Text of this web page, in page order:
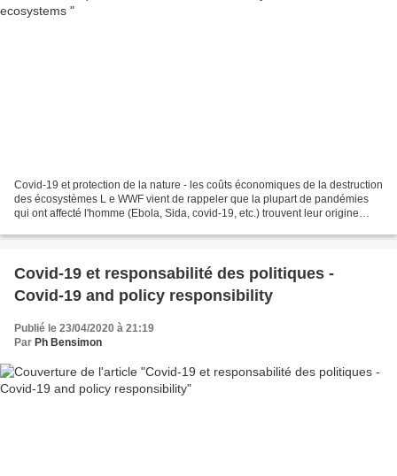
Covid-19 et protection de la nature - les coûts économiques de la destruction
des écosystèmes L e WWF vient de rappeler que la plupart de pandémies
qui ont affecté l'homme (Ebola, Sida, covid-19, etc.) trouvent leur origine
Covid-19 et responsabilité des politiques -
Covid-19 and policy responsibility
Publié le 23/04/2020 à 21:19
Par Ph Bensimon